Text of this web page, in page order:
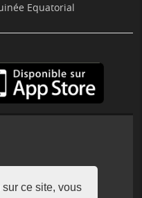
ce site, vous
Equatorial